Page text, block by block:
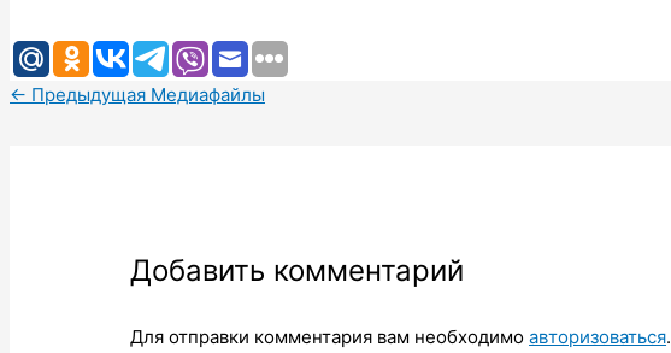
← Предыдущая Медиафайлы
Добавить комментарий
Для отправки комментария вам необходимоавторизоваться.